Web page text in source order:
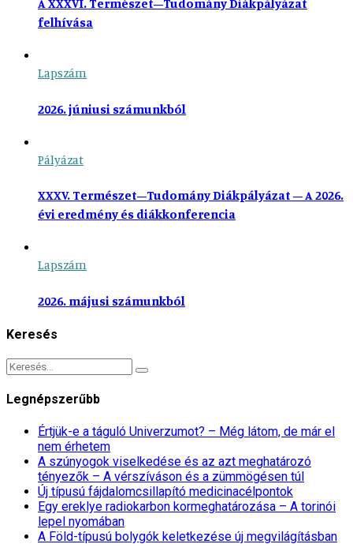
A XXXVI. Természet–Tudomány Diákpályázat
felhívása
Lapszám
2026. júniusi számunkból
Pályázat
XXXV. Természet–Tudomány Diákpályázat – A 2026.
évi eredmény és diákkonferencia
Lapszám
2026. májusi számunkból
Keresés
Legnépszerűbb
Értjük-e a táguló Univerzumot? – Még látom, de már el
nem érhetem
A szúnyogok viselkedése és az azt meghatározó
tényezők – A vérszíváson és a zümmögésen túl
Új típusú fájdalomcsillapító medicinacélpontok
Egy ereklye radiokarbon kormeghatározása – A torinói
lepel nyomában
A Föld-típusú bolygók keletkezése új megvilágításban